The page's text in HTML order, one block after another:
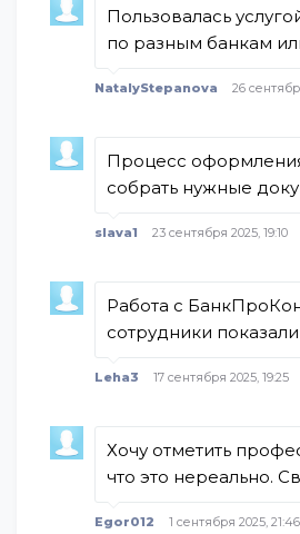
Пользовалась
по разным банкам
NatalyStepanova 26
Процесс
собрать нужные
slava1 23 сентября 2025, 19:10
Работа с
сотрудники
Leha3 17 сентября 2025, 19:25
Хочу отметить
что это нереально.
Egor012 1 сентября 2025, 21:46